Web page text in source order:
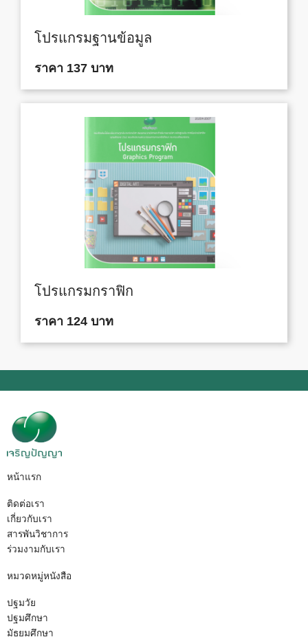
โปรแกรมฐานข้อมูล
ราคา 137 บาท
โปรแกรมกราฟิก
ราคา 124 บาท
หน้าแรก
ติดต่อเรา
เกี่ยวกับเรา
สารพันวิชาการ
ร่วมงามกับเรา
หมวดหมู่หนังสือ
ปฐมวัย
ปฐมศึกษา
มัธยมศึกษา